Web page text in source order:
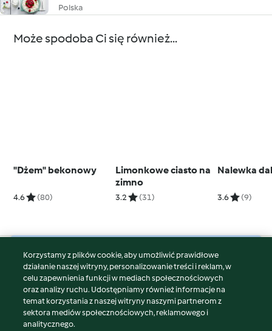
Polska
Może spodoba Ci się również...
"Dżem" bekonowy
4.6 (80)
Limonkowe ciasto na
zimno
3.2 (31)
Nalewka
3.6 (9)
© Copyright 2026
Warunki korzystania
Polityka prywatności
Disclaimer
Znak wydawcy
Korzystamy z plików cookie, aby umożliwić prawidłowe
działanie naszej witryny, personalizowanie treści i reklam, w
celu zapewnienia funkcji w mediach społecznościowych
oraz analizy ruchu. Udostępniamy również informacje na
temat korzystania z naszej witryny naszymi partnerom z
sektora mediów społecznościowych, reklamowego i
analitycznego.